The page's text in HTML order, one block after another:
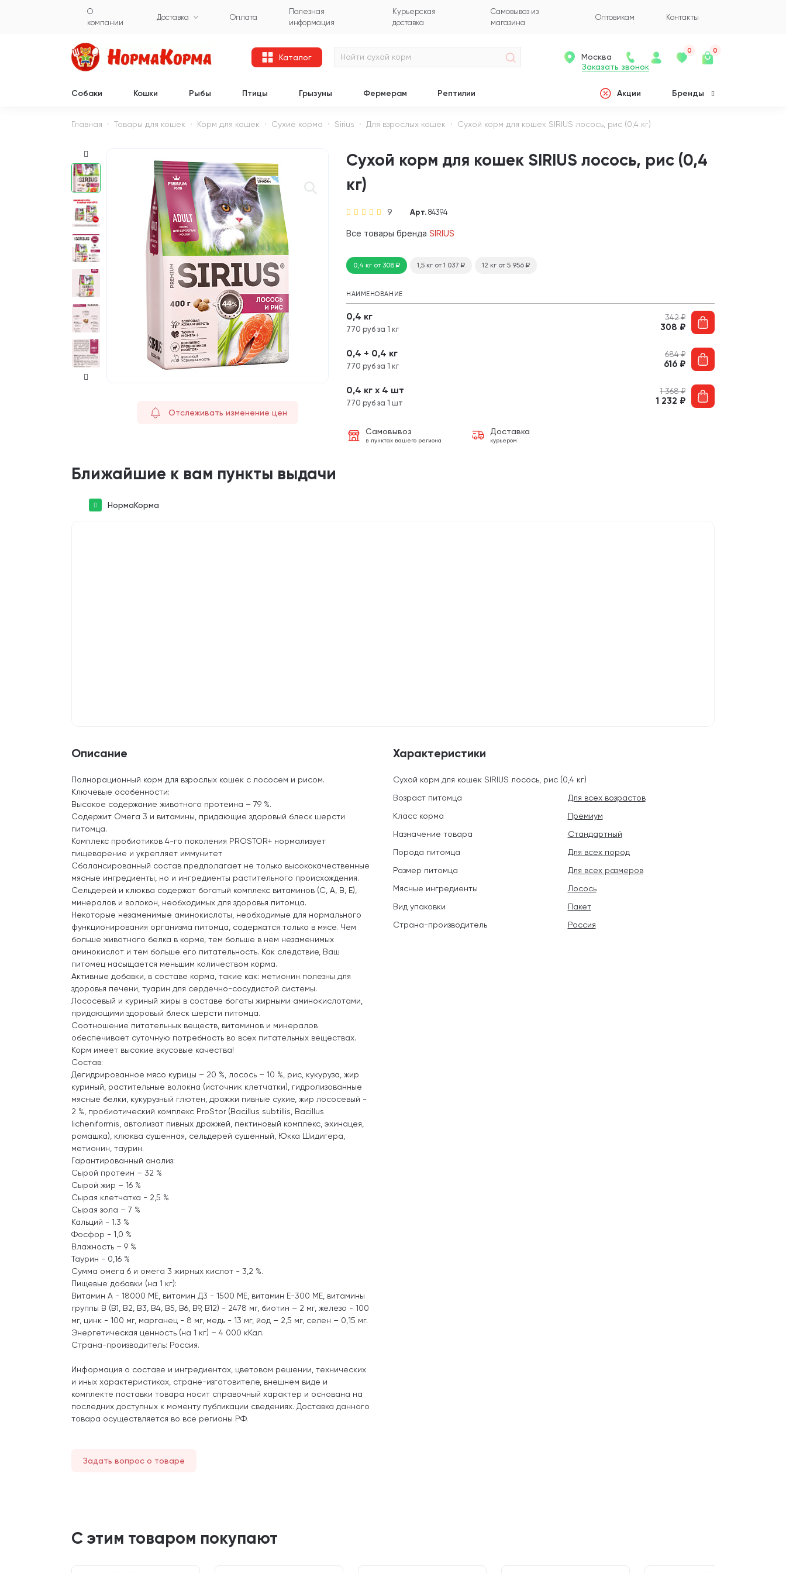
О
компании
Доставка Оплата
Полезная
информация
Курьерская
доставка
Самовывоз из
магазина
Оптовикам Контакты
Каталог
Заказать звонок
Москва
0 0
Собаки Кошки Рыбы Птицы Грызуны Фермерам Рептилии Акции Бренды
Главная Товары для кошек Корм для кошек Сухие корма Sirius Для взрослых кошек Сухой корм для кошек SIRIUS лосось, рис (0,4 кг)
Отслеживать изменение цен
Сухой корм для кошек SIRIUS лосось, рис (0,4
кг)
9 Арт. 84394
Все товары бренда SIRIUS
0,4 кг от 308₽ 1,5 кг от 1 037 ₽ 12 кг от 5 956 ₽
НАИМЕНОВАНИЕ
0,4 кг
770 руб за 1 кг
342₽
308 ₽
0,4 + 0,4 кг
770 руб за 1 кг
684₽
616 ₽
0,4 кг х 4 шт
770 руб за 1 шт
1 368₽
1 232 ₽
Самовывоз
в пунктах вашего региона
Доставка
курьером
Ближайшие к вам пункты выдачи
НормаКорма
Описание
Полнорационный корм для взрослых кошек с лососем и рисом.
Ключевые особенности:
Высокое содержание животного протеина – 79 %.
Содержит Омега 3 и витамины, придающие здоровый блеск шерсти
питомца.
Комплекс пробиотиков 4-го поколения PROSTOR+ нормализует
пищеварение и укрепляет иммунитет
Сбалансированный состав предполагает не только высококачественные
мясные ингредиенты, но и ингредиенты растительного происхождения.
Сельдерей и клюква содержат богатый комплекс витаминов (C, A, B, E),
минералов и волокон, необходимых для здоровья питомца.
Некоторые незаменимые аминокислоты, необходимые для нормального
функционирования организма питомца, содержатся только в мясе. Чем
больше животного белка в корме, тем больше в нем незаменимых
аминокислот и тем больше его питательность. Как следствие, Ваш
питомец насыщается меньшим количеством корма.
Активные добавки, в составе корма, такие как: метионин полезны для
здоровья печени, туарин для сердечно-сосудистой системы.
Лососевый и куриный жиры в составе богаты жирными аминокислотами,
придающими здоровый блеск шерсти питомца.
Соотношение питательных веществ, витаминов и минералов
обеспечивает суточную потребность во всех питательных веществах.
Корм имеет высокие вкусовые качества!
Состав:
Дегидрированное мясо курицы – 20 %, лосось – 10 %, рис, кукуруза, жир
куриный, растительные волокна (источник клетчатки), гидролизованные
мясные белки, кукурузный глютен, дрожжи пивные сухие, жир лососевый -
2 %, пробиотический комплекс ProStor (Bacillus subtillis, Bacillus
licheniformis, автолизат пивных дрожжей, пектиновый комплекс, эхинацея,
ромашка), клюква сушенная, сельдерей сушенный, Юкка Шидигера,
метионин, таурин.
Гарантированный анализ:
Сырой протеин – 32 %
Сырой жир – 16 %
Сырая клетчатка - 2,5 %
Сырая зола – 7 %
Кальций - 1.3 %
Фосфор - 1,0 %
Влажность – 9 %
Таурин - 0,16 %
Сумма омега 6 и омега 3 жирных кислот - 3,2 %.
Пищевые добавки (на 1 кг):
Витамин А - 18000 МЕ, витамин Д3 - 1500 МЕ, витамин Е-300 МЕ, витамины
группы В (В1, В2, В3, В4, В5, В6, В9, В12) - 2478 мг, биотин – 2 мг, железо - 100
мг, цинк - 100 мг, марганец - 8 мг, медь - 13 мг, йод – 2,5 мг, селен – 0,15 мг.
Энергетическая ценность (на 1 кг) – 4 000 кКал.
Страна-производитель: Россия.
Информация о составе и ингредиентах, цветовом решении, технических
и иных характеристиках, стране-изготовителе, внешнем виде и
комплекте поставки товара носит справочный характер и основана на
последних доступных к моменту публикации сведениях. Доставка данного
товара осуществляется во все регионы РФ.
Задать вопрос о товаре
Характеристики
Сухой корм для кошек SIRIUS лосось, рис (0,4 кг)
Возраст питомца
Для всех возрастов
Класс корма
Премиум
Назначение товара
Стандартный
Порода питомца
Для всех пород
Размер питомца
Для всех размеров
Мясные ингредиенты
Лосось
Вид упаковки
Пакет
Страна-производитель
Россия
С этим товаром покупают